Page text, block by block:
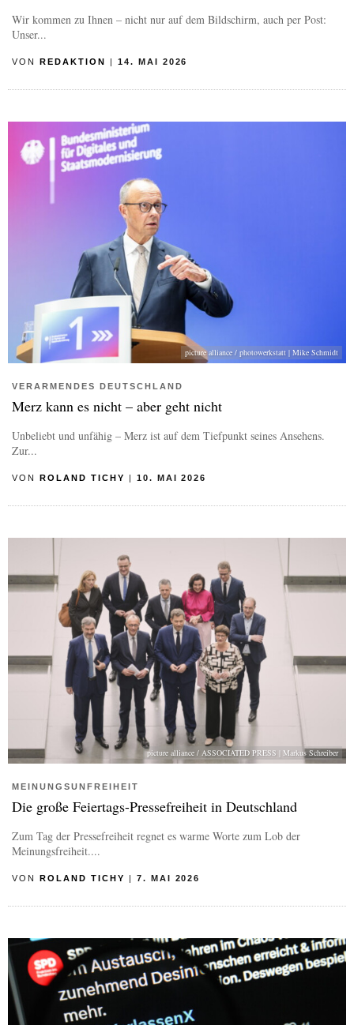
Wir kommen zu Ihnen – nicht nur auf dem Bildschirm, auch per Post:
Unser...
VON REDAKTION | 14. MAI 2026
picture alliance / photowerkstatt | Mike Schmidt
VERARMENDES DEUTSCHLAND
Merz kann es nicht – aber geht nicht
Unbeliebt und unfähig – Merz ist auf dem Tiefpunkt seines Ansehens.
Zur...
VON ROLAND TICHY 10. MAI 2026
picture alliance / ASSOCIATED PRESS | Markus Schreiber
MEINUNGSUNFREIHEIT
Die große Feiertags-Pressefreiheit in Deutschland
Zum Tag der Pressefreiheit regnet es warme Worte zum Lob der
Meinungsfreiheit....
VON ROLAND TICHY | 7. MAI 2026